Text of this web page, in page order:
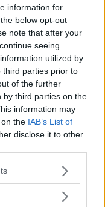
information for
below opt-out
note that after your
seeing
utilized by
third parties prior to
of the further
by third parties on the
information may
the IAB’s List of
disclose it to other
or more Google
You may click to
mer som styling-
Bahnsen ledde